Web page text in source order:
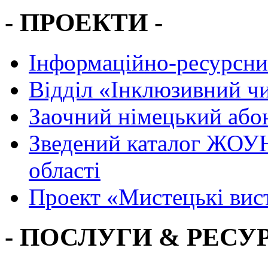
- ПРОЕКТИ -
Інформаційно-
Вiддiл «Інклюзивний
Заочний німецький
Зведений каталог
області
Проект «Мистецькі
- ПОСЛУГИ &